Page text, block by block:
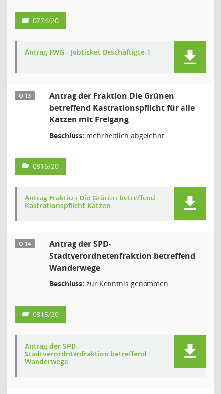
0774/20
Antrag FWG - Jobticket Beschäftigte-1
Ö 13
Antrag der Fraktion Die Grünen
betreffend Kastrationspflicht für alle
Katzen mit Freigang
Beschluss: mehrheitlich abgelehnt
0816/20
Antrag Fraktion Die Grünen betreffend
Kastrationspflicht Katzen
Ö 14
Antrag der SPD-
Stadtverordnetenfraktion betreffend
Wanderwege
Beschluss: zur Kenntnis genommen
0815/20
Antrag der SPD-
Stadtverordntenfraktion betreffend
Wanderwege